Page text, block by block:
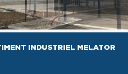
INDUSTRIEL MELATOR